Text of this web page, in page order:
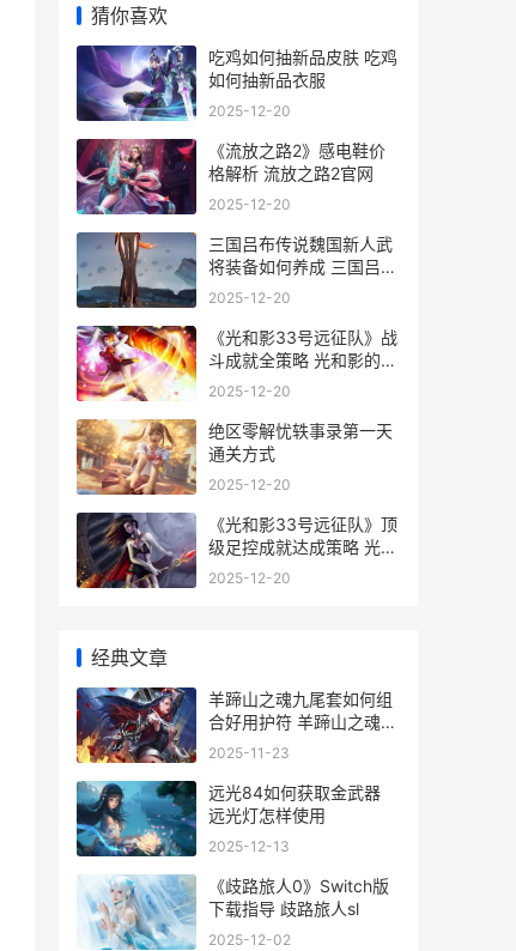
猜你喜欢
吃鸡如何抽新品皮肤 吃鸡
如何抽新品衣服
2025-12-20
《流放之路2》感电鞋价
格解析 流放之路2官网
2025-12-20
三国吕布传说魏国新人武
将装备如何养成 三国吕布
传说魏篇
2025-12-20
《光和影33号远征队》战
斗成就全策略 光和影的传
说第一集
2025-12-20
绝区零解忧轶事录第一天
通关方式
2025-12-20
《光和影33号远征队》顶
级足控成就达成策略 光和
影教材
2025-12-20
经典文章
羊蹄山之魂九尾套如何组
合好用护符 羊蹄山之魂九
尾铠甲哪里获得
2025-11-23
远光84如何获取金武器
远光灯怎样使用
2025-12-13
《歧路旅人0》Switch版
下载指导 歧路旅人sl
2025-12-02